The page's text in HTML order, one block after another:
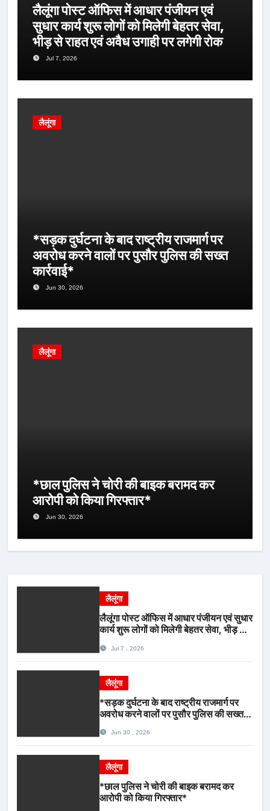
लैलूंगा पोस्ट ऑफिस में आधार पंजीयन एवं
सुधार कार्य शुरू लोगों को मिलेगी बेहतर सेवा,
भीड़ से राहत एवं अवैध उगाही पर लगेगी रोक
Jul 7, 2026
लैलूंगा
*सड़क दुर्घटना के बाद राष्ट्रीय राजमार्ग पर
अवरोध करने वालों पर पुसौर पुलिस की सख्त
कार्रवाई*
Jun 30, 2026
लैलूंगा
*छाल पुलिस ने चोरी की बाइक बरामद कर
आरोपी को किया गिरफ्तार*
Jun 30, 2026
लैलूंगा
लैलूंगा पोस्ट ऑफिस में आधार पंजीयन एवं सुधार
कार्य शुरू लोगों को मिलेगी बेहतर सेवा, भीड़ से
Jul 7 , 2026
लैलूंगा
*सड़क दुर्घटना के बाद राष्ट्रीय राजमार्ग पर
अवरोध करने वालों पर पुसौर पुलिस की सख्त
Jun 30 , 2026
लैलूंगा
*छाल पुलिस ने चोरी की बाइक बरामद कर
आरोपी को किया गिरफ्तार*